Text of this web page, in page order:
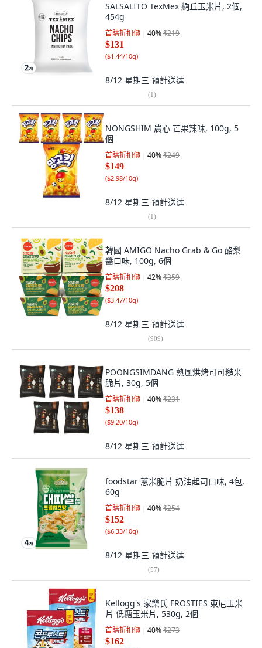
SALSALITO TexMex 納丘玉米片, 2個,
454g
首購折扣價 40%$219
$131
($1.44/10g)
8/12 星期三 預計送達
(1)
NONGSHIM 農心 芒果辣味, 100g, 5
個
首購折扣價 40%$249
$149
($2.98/10g)
8/12 星期三 預計送達
(1)
韓國 AMIGO Nacho Grab & Go 酪梨
醬口味, 100g, 6個
首購折扣價 42%$359
$208
($3.47/10g)
8/12 星期三 預計送達
(909)
POONGSIMDANG 熱風烘烤可可糙米
脆片, 30g, 5個
首購折扣價 40%$231
$138
($9.20/10g)
8/12 星期三 預計送達
foodstar 蔥米脆片 奶油起司口味, 4包,
60g
首購折扣價 40%$254
$152
($6.33/10g)
8/12 星期三 預計送達
(57)
Kellogg's 家樂氏 FROSTIES 東尼玉米
片 低糖玉米片, 530g, 2個
首購折扣價 40%$273
$162